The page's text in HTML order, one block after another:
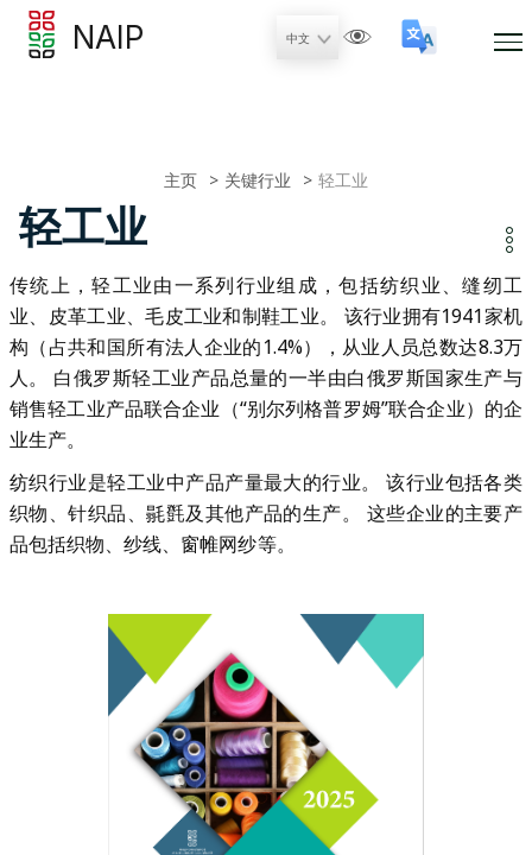
NAIP
主页 关键行业 轻工业
轻工业
传统上，轻工业由一系列行业组成，包括纺织业、缝纫工
业、皮革工业、毛皮工业和制鞋工业。 该行业拥有1941家机
构（占共和国所有法人企业的1.4%），从业人员总数达8.3万
人。 白俄罗斯轻工业产品总量的一半由白俄罗斯国家生产与
销售轻工业产品联合企业（“别尔列格普罗姆”联合企业）的企
业生产。
纺织行业是轻工业中产品产量最大的行业。 该行业包括各类
织物、针织品、毾㲪及其他产品的生产。 这些企业的主要产
品包括织物、纱线、窗帷网纱等。